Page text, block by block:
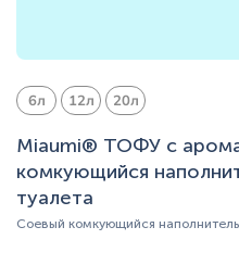
6л 12л 20л
Miaumi® ТОФУ с
комкующийся
туалета
Соевый комкующийся